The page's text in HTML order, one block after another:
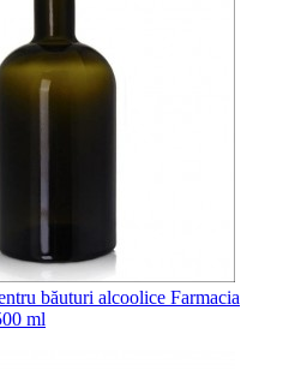
băuturi alcoolice Farmacia
ml